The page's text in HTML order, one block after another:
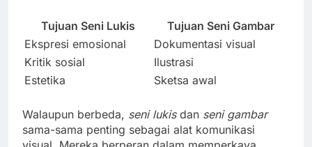
Tujuan Seni Lukis
Tujuan Seni Gambar
Ekspresi emosional
Dokumentasi visual
Kritik sosial
Ilustrasi
Estetika
Sketsa awal
Walaupun berbeda, seni lukisdan seni gambar
sama-sama penting sebagai alat komunikasi